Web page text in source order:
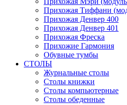
Прихожая Тиффани
Прихожая Денвер 400
Прихожая Денвер 401
Прихожая Фреска
Прихожие Гармония
Обувные тумбы
СТОЛЫ
Журнальные столы
Столы книжки
Столы компьютерные
Столы обеденные